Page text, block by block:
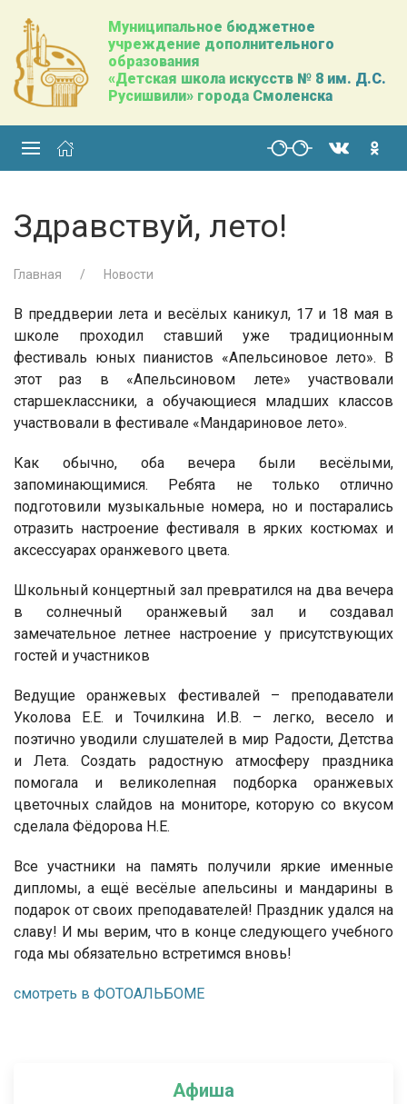
Муниципальное бюджетное
учреждение дополнительного
образования
«Детская школа искусств № 8 им. Д.С.
Русишвили» города Смоленска
Афиша
Здравствуй, лето!
Главная Новости
В преддверии лета и весёлых каникул, 17 и 18 мая в
школе проходил ставший уже традиционным
фестиваль юных пианистов «Апельсиновое лето». В
этот раз в «Апельсиновом лете» участвовали
старшеклассники, а обучающиеся младших классов
участвовали в фестивале «Мандариновое лето».
Как обычно, оба вечера были весёлыми,
запоминающимися. Ребята не только отлично
подготовили музыкальные номера, но и постарались
отразить настроение фестиваля в ярких костюмах и
аксессуарах оранжевого цвета.
Школьный концертный зал превратился на два вечера
в солнечный оранжевый зал и создавал
замечательное летнее настроение у присутствующих
гостей и участников
Ведущие оранжевых фестивалей – преподаватели
Уколова Е.Е. и Точилкина И.В. – легко, весело и
поэтично уводили слушателей в мир Радости, Детства
и Лета. Создать радостную атмосферу праздника
помогала и великолепная подборка оранжевых
цветочных слайдов на мониторе, которую со вкусом
сделала Фёдорова Н.Е.
Все участники на память получили яркие именные
дипломы, а ещё весёлые апельсины и мандарины в
подарок от своих преподавателей! Праздник удался на
славу! И мы верим, что в конце следующего учебного
года мы обязательно встретимся вновь!
смотреть в ФОТОАЛЬБОМЕ